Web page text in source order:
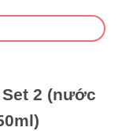
2 (nước